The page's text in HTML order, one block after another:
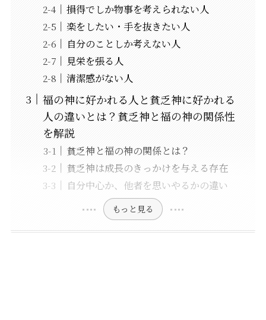
損得でしか物事を考えられない人
楽をしたい・手を抜きたい人
自分のことしか考えない人
見栄を張る人
清潔感がない人
福の神に好かれる人と貧乏神に好かれる
人の違いとは？貧乏神と福の神の関係性
を解説
貧乏神と福の神の関係とは？
貧乏神は成長のきっかけを与える存在
自分中心か、他者を思いやるかの違い
もっと見る